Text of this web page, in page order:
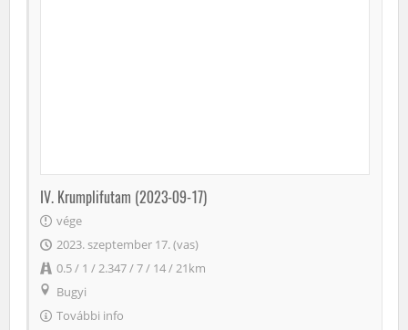
IV. Krumplifutam (2023-09-17)
vége
2023. szeptember 17. (vas)
0.5 / 1 / 2.347 / 7 / 14 / 21km
Bugyi
További info